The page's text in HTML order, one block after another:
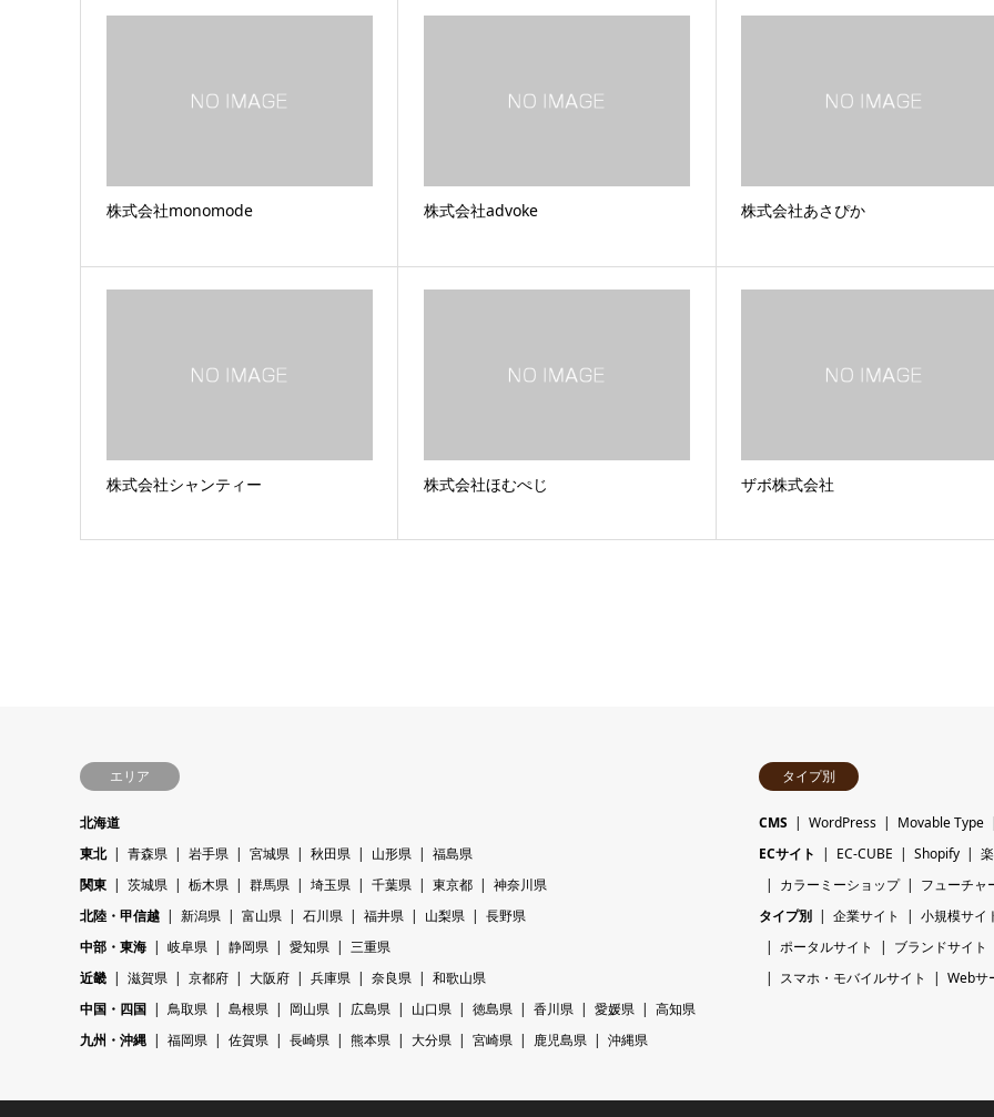
株式会社monomode 株式会社advoke 株式会社あさぴか
株式会社シャンティー 株式会社ほむぺじ ザボ株式会社
エリア
北海道
東北
青森県 岩手県 宮城県 秋田県 山形県
福島県
関東
茨城県 栃木県 群馬県 埼玉県 千葉県 東京都
神奈川県
北陸・甲信越
新潟県 富山県 石川県 福井県 山梨県
長野県
中部・東海
岐阜県 静岡県 愛知県
三重県
近畿
滋賀県 京都府 大阪府 兵庫県 奈良県
和歌山県
中国・四国
鳥取県 島根県 岡山県 広島県 山口県 徳島県 香川県 愛媛県
高知県
九州・沖縄
福岡県 佐賀県 長崎県 熊本県 大分県 宮崎県 鹿児島県 沖縄県
タイプ別
CMS WordPress
Movable Type
ECサイト
EC-CUBE Shopify
カラーミーショップ
フューチャ
タイプ別
企業サイト
小規模サイ
ポータルサイト
ブランドサイト
スマホ・モバイルサイト
Webサ